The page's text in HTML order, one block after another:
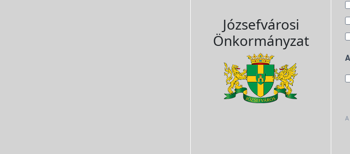
Józsefvárosi
Önkormányzat